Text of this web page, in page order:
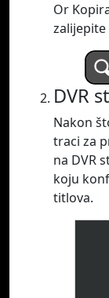
Or
DVR
Nakon
traci za
na DVR
koju
titlova.